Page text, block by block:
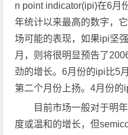
n point indicator(ipi)在6月
年统计以来最高的数字，
场可能的表现，如果ipi坚
月，则将很明显预告了
劲的增长。6月份的ipi比5
第二个月份上扬。4月份的
目前市场一般对于明
度或温和的增长，但